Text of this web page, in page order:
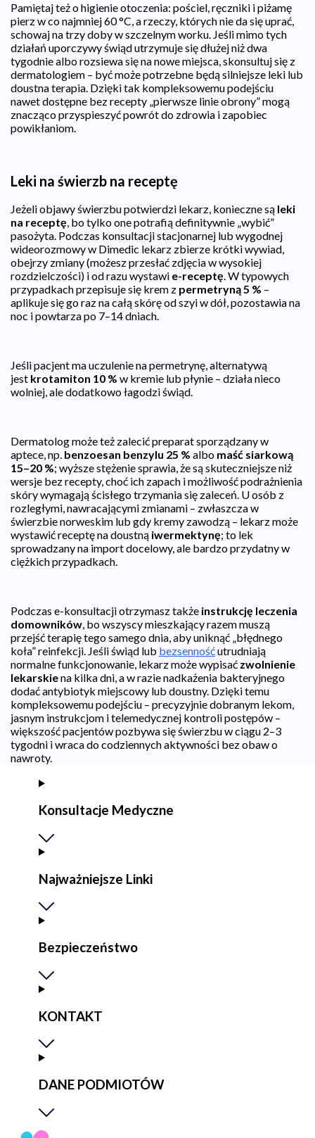
Pamiętaj też o higienie otoczenia: pościel, ręczniki i piżamę
pierz w co najmniej 60 °C, a rzeczy, których nie da się uprać,
schowaj na trzy doby w szczelnym worku. Jeśli mimo tych
działań uporczywy świąd utrzymuje się dłużej niż dwa
tygodnie albo rozsiewa się na nowe miejsca, skonsultuj się z
dermatologiem – być może potrzebne będą silniejsze leki lub
doustna terapia. Dzięki tak kompleksowemu podejściu
nawet dostępne bez recepty „pierwsze linie obrony” mogą
znacząco przyspieszyć powrót do zdrowia i zapobiec
powikłaniom.
Leki na świerzb na receptę
Jeżeli objawy świerzbu potwierdzi lekarz, konieczne są leki
na receptę, bo tylko one potrafią definitywnie „wybić”
pasożyta. Podczas konsultacji stacjonarnej lub wygodnej
wideorozmowy w Dimedic lekarz zbierze krótki wywiad,
obejrzy zmiany (możesz przesłać zdjęcia w wysokiej
rozdzielczości) i od razu wystawi e-receptę. W typowych
przypadkach przepisuje się krem z permetryną 5 % –
aplikuje się go raz na całą skórę od szyi w dół, pozostawia na
noc i powtarza po 7–14 dniach.
Jeśli pacjent ma uczulenie na permetrynę, alternatywą
jest krotamiton 10 % w kremie lub płynie – działa nieco
wolniej, ale dodatkowo łagodzi świąd.
Dermatolog może też zalecić preparat sporządzany w
aptece, np. benzoesan benzylu 25 % albo maść siarkową
15–20 %; wyższe stężenie sprawia, że są skuteczniejsze niż
wersje bez recepty, choć ich zapach i możliwość podrażnienia
skóry wymagają ścisłego trzymania się zaleceń. U osób z
rozległymi, nawracającymi zmianami – zwłaszcza w
świerzbie norweskim lub gdy kremy zawodzą – lekarz może
wystawić receptę na doustną iwermektynę; to lek
sprowadzany na import docelowy, ale bardzo przydatny w
ciężkich przypadkach.
Podczas e-konsultacji otrzymasz także instrukcję leczenia
domowników, bo wszyscy mieszkający razem muszą
przejść terapię tego samego dnia, aby uniknąć „błędnego
koła” reinfekcji. Jeśli świąd lub bezsennośćutrudniają
normalne funkcjonowanie, lekarz może wypisać zwolnienie
lekarskiena kilka dni, a w razie nadkażenia bakteryjnego
dodać antybiotyk miejscowy lub doustny. Dzięki temu
kompleksowemu podejściu – precyzyjnie dobranym lekom,
jasnym instrukcjom i telemedycznej kontroli postępów –
większość pacjentów pozbywa się świerzbu w ciągu 2–3
tygodni i wraca do codziennych aktywności bez obaw o
nawroty.
Konsultacje Medyczne
Najważniejsze Linki
Bezpieczeństwo
KONTAKT
DANE PODMIOTÓW